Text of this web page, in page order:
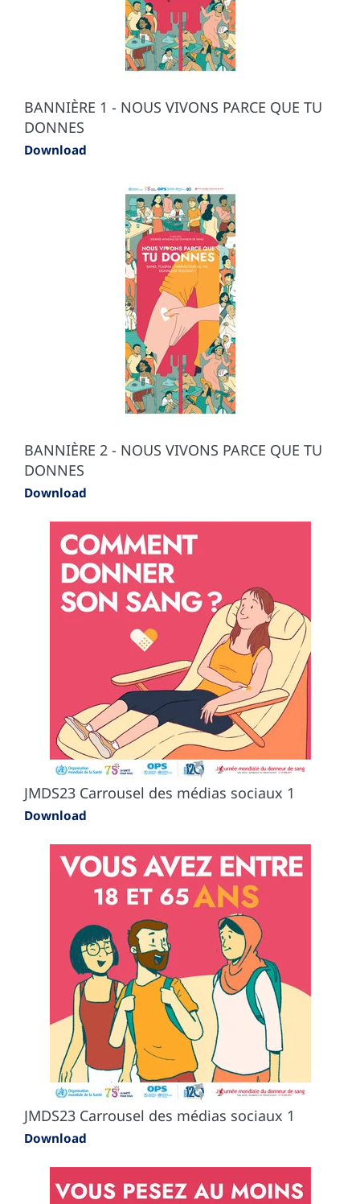
BANNIÈRE 1 - NOUS VIVONS PARCE QUE TU
DONNES
Download
BANNIÈRE 2 - NOUS VIVONS PARCE QUE TU
DONNES
Download
JMDS23 Carrousel des médias sociaux 1
Download
JMDS23 Carrousel des médias sociaux 1
Download